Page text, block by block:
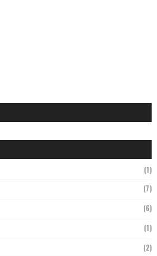
(1)
(7)
(6)
(1)
(2)